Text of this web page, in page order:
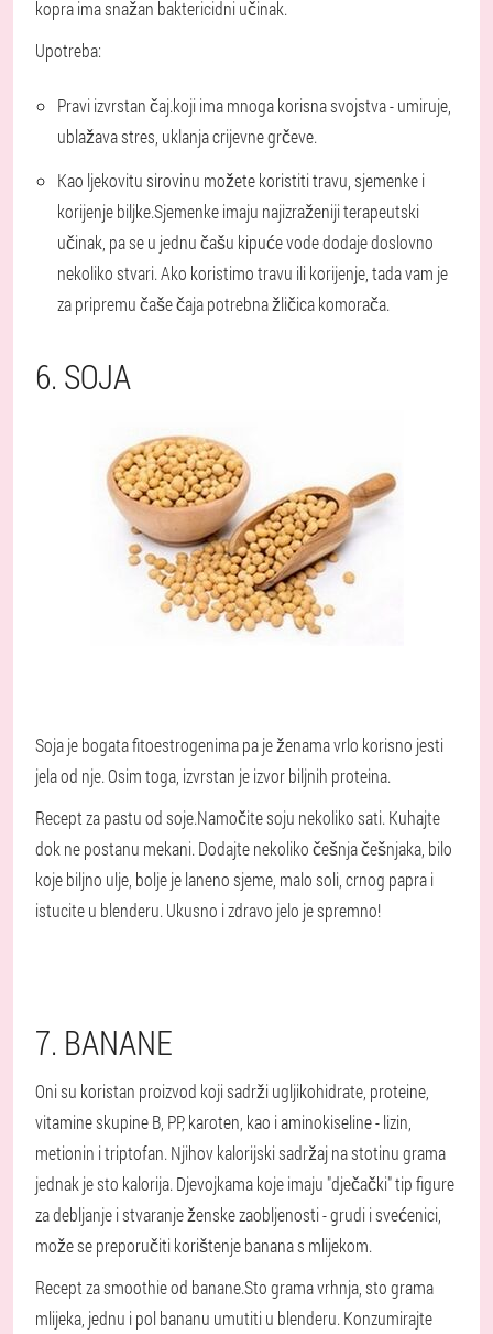
kopra ima snažan baktericidni učinak.
Upotreba:
Pravi izvrstan čaj.koji ima mnoga korisna svojstva - umiruje,
ublažava stres, uklanja crijevne grčeve.
Kao ljekovitu sirovinu možete koristiti travu, sjemenke i
korijenje biljke.Sjemenke imaju najizraženiji terapeutski
učinak, pa se u jednu čašu kipuće vode dodaje doslovno
nekoliko stvari. Ako koristimo travu ili korijenje, tada vam je
za pripremu čaše čaja potrebna žličica komorača.
6. SOJA
Soja je bogata fitoestrogenima pa je ženama vrlo korisno jesti
jela od nje. Osim toga, izvrstan je izvor biljnih proteina.
Recept za pastu od soje.Namočite soju nekoliko sati. Kuhajte
dok ne postanu mekani. Dodajte nekoliko češnja češnjaka, bilo
koje biljno ulje, bolje je laneno sjeme, malo soli, crnog papra i
istucite u blenderu. Ukusno i zdravo jelo je spremno!
7. BANANE
Oni su koristan proizvod koji sadrži ugljikohidrate, proteine,
vitamine skupine B, PP, karoten, kao i aminokiseline - lizin,
metionin i triptofan. Njihov kalorijski sadržaj na stotinu grama
jednak je sto kalorija. Djevojkama koje imaju "dječački" tip figure
za debljanje i stvaranje ženske zaobljenosti - grudi i svećenici,
može se preporučiti korištenje banana s mlijekom.
Recept za smoothie od banane.Sto grama vrhnja, sto grama
mlijeka, jednu i pol bananu umutiti u blenderu. Konzumirajte